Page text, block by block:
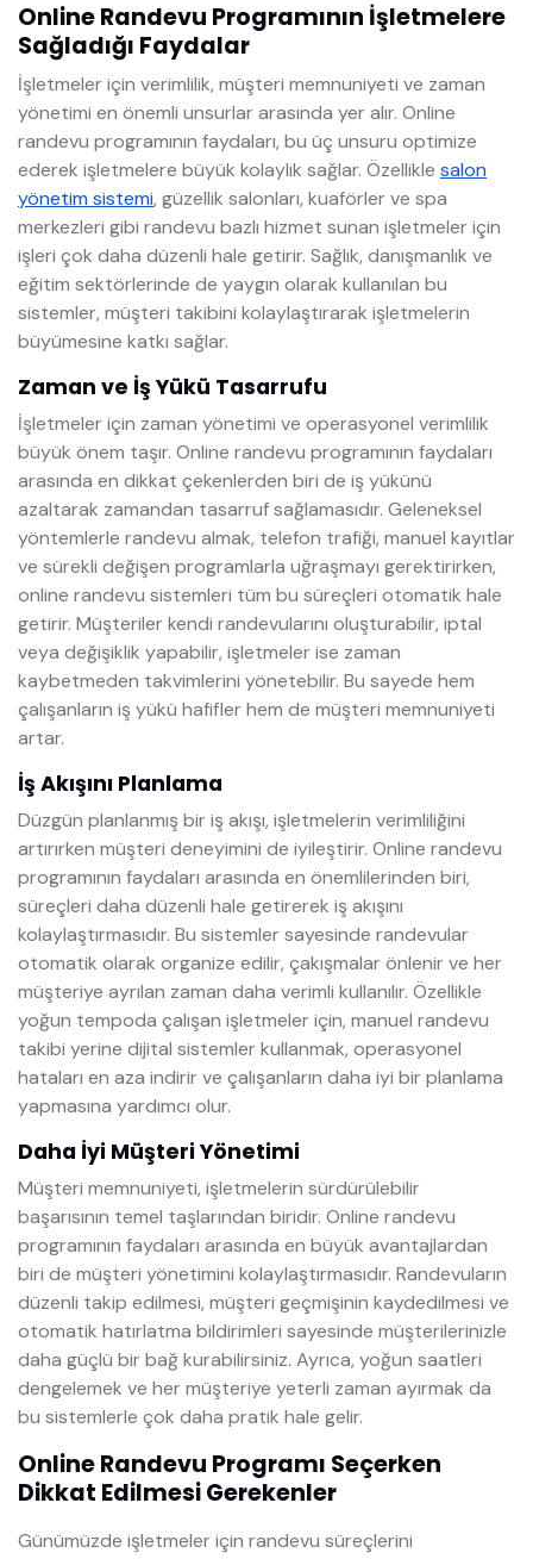
Online Randevu Programının İşletmelere
Sağladığı Faydalar
İşletmeler için verimlilik, müşteri memnuniyeti ve zaman
yönetimi en önemli unsurlar arasında yer alır. Online
randevu programının faydaları, bu üç unsuru optimize
ederek işletmelere büyük kolaylık sağlar. Özellikle salon
yönetim sistemi, güzellik salonları, kuaförler ve spa
merkezleri gibi randevu bazlı hizmet sunan işletmeler için
işleri çok daha düzenli hale getirir. Sağlık, danışmanlık ve
eğitim sektörlerinde de yaygın olarak kullanılan bu
sistemler, müşteri takibini kolaylaştırarak işletmelerin
büyümesine katkı sağlar.
Zaman ve İş Yükü Tasarrufu
İşletmeler için zaman yönetimi ve operasyonel verimlilik
büyük önem taşır. Online randevu programının faydaları
arasında en dikkat çekenlerden biri de iş yükünü
azaltarak zamandan tasarruf sağlamasıdır. Geleneksel
yöntemlerle randevu almak, telefon trafiği, manuel kayıtlar
ve sürekli değişen programlarla uğraşmayı gerektirirken,
online randevu sistemleri tüm bu süreçleri otomatik hale
getirir. Müşteriler kendi randevularını oluşturabilir, iptal
veya değişiklik yapabilir, işletmeler ise zaman
kaybetmeden takvimlerini yönetebilir. Bu sayede hem
çalışanların iş yükü hafifler hem de müşteri memnuniyeti
artar.
İş Akışını Planlama
Düzgün planlanmış bir iş akışı, işletmelerin verimliliğini
artırırken müşteri deneyimini de iyileştirir. Online randevu
programının faydaları arasında en önemlilerinden biri,
süreçleri daha düzenli hale getirerek iş akışını
kolaylaştırmasıdır. Bu sistemler sayesinde randevular
otomatik olarak organize edilir, çakışmalar önlenir ve her
müşteriye ayrılan zaman daha verimli kullanılır. Özellikle
yoğun tempoda çalışan işletmeler için, manuel randevu
takibi yerine dijital sistemler kullanmak, operasyonel
hataları en aza indirir ve çalışanların daha iyi bir planlama
yapmasına yardımcı olur.
Daha İyi Müşteri Yönetimi
Müşteri memnuniyeti, işletmelerin sürdürülebilir
başarısının temel taşlarından biridir. Online randevu
programının faydaları arasında en büyük avantajlardan
biri de müşteri yönetimini kolaylaştırmasıdır. Randevuların
düzenli takip edilmesi, müşteri geçmişinin kaydedilmesi ve
otomatik hatırlatma bildirimleri sayesinde müşterilerinizle
daha güçlü bir bağ kurabilirsiniz. Ayrıca, yoğun saatleri
dengelemek ve her müşteriye yeterli zaman ayırmak da
bu sistemlerle çok daha pratik hale gelir.
Online Randevu Programı Seçerken
Dikkat Edilmesi Gerekenler
Günümüzde işletmeler için randevu süreçlerini